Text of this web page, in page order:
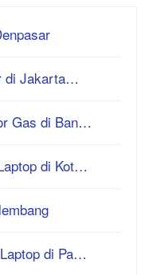
di Jakarta…
Gas di Ban…
di Kot…
di Pa…